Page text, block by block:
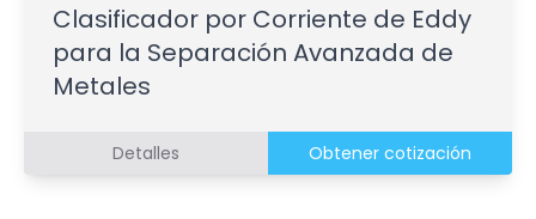
Clasificador por Corriente de Eddy
para la Separación Avanzada de
Metales
Detalles Obtener cotización